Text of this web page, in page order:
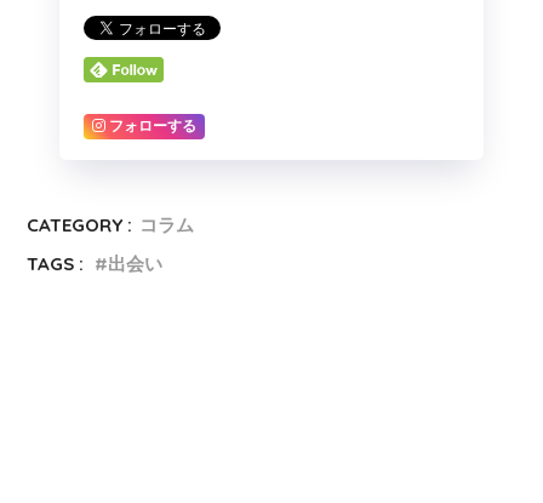
フォローする
CATEGORY : コラム
TAGS :
出会い